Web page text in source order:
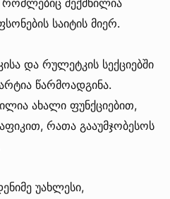
საიტის მიერ.
და რულეტკის სექციებში
წარმოადგინა.
ახალი ფუნქციებით,
რათა გააუმჯობესოს
უახლესი,